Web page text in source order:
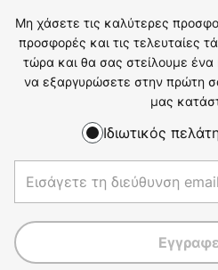
Μη χάσετε τις καλύτερες
προσφορές και τις τελευταίες
τώρα και θα σας στείλουμε ένα
να εξαργυρώσετε στην πρώτη
μας
Ιδιωτικός